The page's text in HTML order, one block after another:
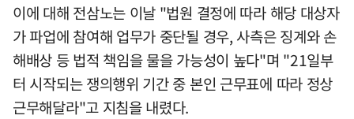
이에 대해 전삼노는 이날 "법원 결정에 따라 해당 대상자
가 파업에 참여해 업무가 중단될 경우, 사측은 징계와 손
해배상 등 법적 책임을 물을 가능성이 높다"며 "21일부
터 시작되는 쟁의행위 기간 중 본인 근무표에 따라 정상
근무해달라"고 지침을 내렸다.